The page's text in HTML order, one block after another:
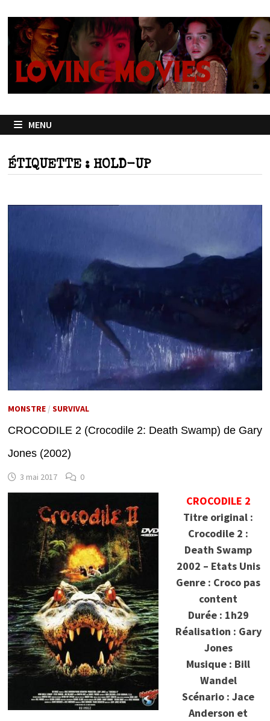
contenu
MENU
ÉTIQUETTE : HOLD-UP
MONSTRE/ SURVIVAL
CROCODILE 2 (Crocodile 2: Death Swamp) de Gary
Jones (2002)
3 mai 2017 0
CROCODILE 2
Titre original :
Crocodile 2 :
Death Swamp
2002 – Etats Unis
Genre : Croco pas
content
Durée : 1h29
Réalisation : Gary
Jones
Musique : Bill
Wandel
Scénario : Jace
Anderson et